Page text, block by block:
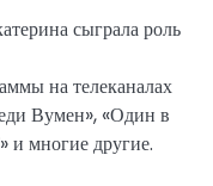
сыграла роль
на телеканалах
Вумен», «Один в
многие другие.